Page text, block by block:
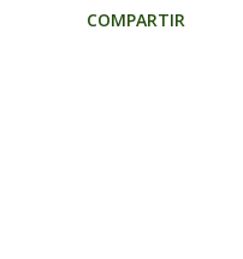
COMPARTIR